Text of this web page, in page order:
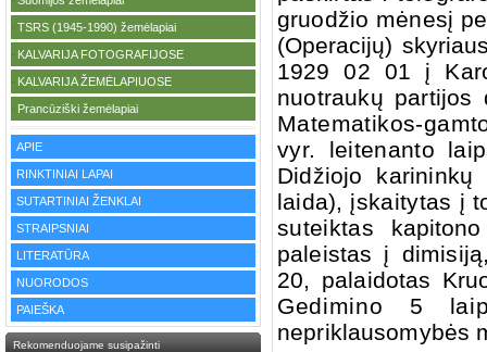
· TSRS (1945-1990) žemėlapiai
· KALVARIJA FOTOGRAFIJOSE
· KALVARIJA ŽEMĖLAPIUOSE
· Prancūziški žemėlapiai
APIE
RINKTINIAI LAPAI
SUTARTINIAI ŽENKLAI
STRAIPSNIAI
LITERATŪRA
NUORODOS
PAIEŠKA
Rekomenduojame susipažinti
gruodžio mėnesį
(Operacijų)
1929 02 01
į
nuotraukų
Matematikos-
vyr. leitenanto
Didžiojo
laida), įskaitytas į
suteiktas
paleistas į
20, palaidotas
Gedimino 5
nepriklausomybės